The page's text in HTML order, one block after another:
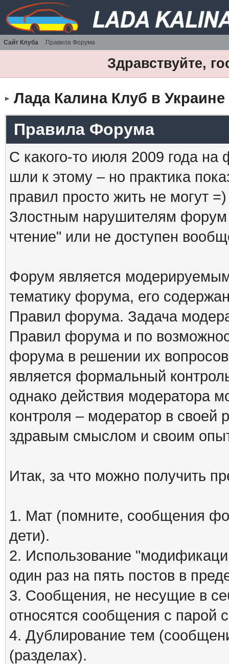
Сайт Клуба Правила Форума
Здравствуйте,
Лада Калина Клуб в Украине
Правила Форума
С какого-то июля 2009 года
шли к этому – но практика
правил просто жить не могут =)
Злостным нарушителям форум
чтение" или не доступен
Форум является
тематику форума, его
Правил форума. Задача
Правил форума и по
форума в решении их
является формальный
однако действия модератора
контроля – модератор в своей
здравым смыслом и своим
Итак, за что можно получить
1. Мат (помните, сообщения
дети).
2. Использование
один раз на пять постов в
3. Сообщения, не несущие в
относятся сообщения с парой
4. Дублирование тем
(разделах).